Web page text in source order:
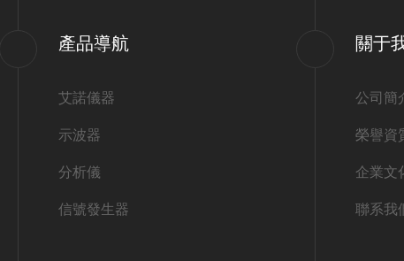
產品導航
艾諾儀器
示波器
分析儀
信號發生器
關于
公司簡
榮譽資
企業文
聯系我